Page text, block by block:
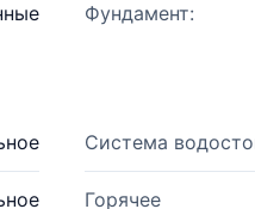
Фундамент:
Система
Горячее